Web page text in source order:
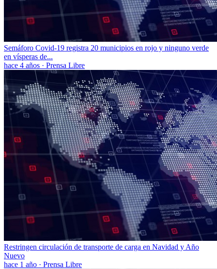
Semáforo Covid-19 registra 20 municipios en rojo y ninguno verde
en vísperas de...
hace 4 años · Prensa Libre
Restringen circulación de transporte de carga en Navidad y Año
Nuevo
hace 1 año · Prensa Libre